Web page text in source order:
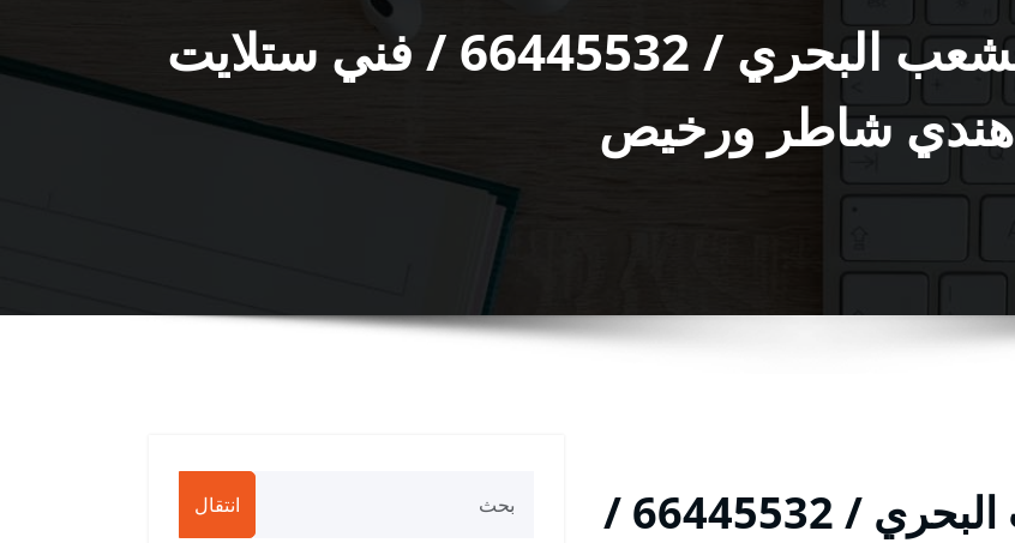
فني تركيب ستلايت الشعب البحري / 66445532 / فني ستلايت
هندي شاطر ورخيص
فني تركيب ستلايت الشعب البحري / 66445532 /
انتقال